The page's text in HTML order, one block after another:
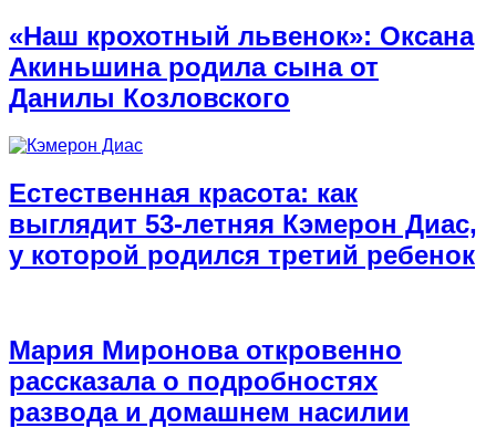
«Наш крохотный львенок»: Оксана
Акиньшина родила сына от
Данилы Козловского
Естественная красота: как
выглядит 53-летняя Кэмерон Диас,
у которой родился третий ребенок
Мария Миронова откровенно
рассказала о подробностях
развода и домашнем насилии